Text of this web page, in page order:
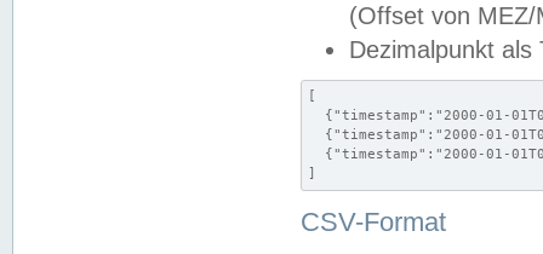
(Offset von MEZ/
Dezimalpunkt als
[
{"timestamp":"2000-01-
{"timestamp":"2000-01-
{"timestamp":"2000-01-
]
CSV-Format